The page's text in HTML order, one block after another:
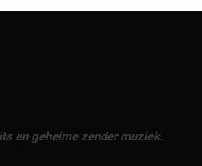
en geheime zender muziek.